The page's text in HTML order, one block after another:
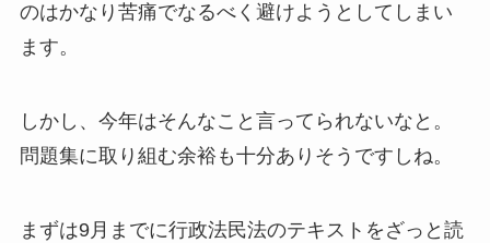
のはかなり苦痛でなるべく避けようとしてしまい
ます。
しかし、今年はそんなこと言ってられないなと。
問題集に取り組む余裕も十分ありそうですしね。
まずは9月までに行政法民法のテキストをざっと読